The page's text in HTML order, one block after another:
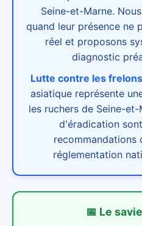
Seine-et-Marne.
quand leur présence ne
réel et proposons
diagnostic
Lutte contre les
asiatique représente
les ruchers de Seine-
d'éradication
recommandations
réglementation
📅 Le